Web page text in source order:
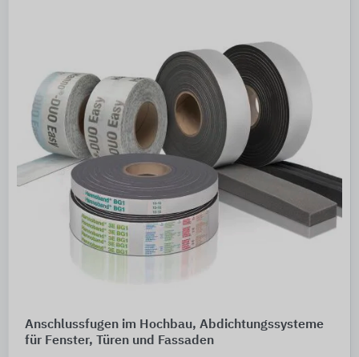
Anschlussfugen im Hochbau, Abdichtungssysteme
für Fenster, Türen und Fassaden